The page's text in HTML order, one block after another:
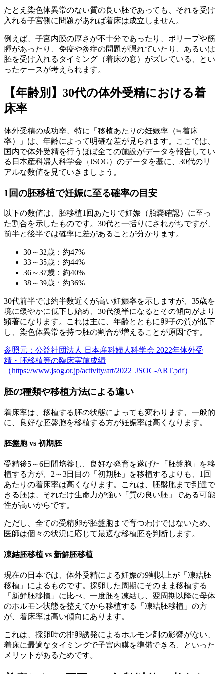
たとえ染色体異常のない質の良い胚であっても、 それを受け
入れる子宮側に問題があれば着床は成立しません。
例えば、子宮内膜の厚さが不十分であったり、ポリープや筋
腫があったり、免疫や炎症の問題が隠れていたり、あるいは
胚を受け入れるタイミング（着床の窓）がズレている、とい
ったケースが考えられます。
【年齢別】30代の体外受精における着
床率
体外受精の成功率、特に「移植あたりの妊娠率（≒着床
率）」は、年齢によって明確な差が見られます。ここでは、
国内で体外受精を行うほぼ全ての施設がデータを報告してい
る日本産科婦人科学会（JSOG）のデータを基に、30代のリ
アルな数値を見ていきましょう。
1回の胚移植で妊娠に至る確率の目安
以下の数値は、胚移植1回あたりで妊娠（胎嚢確認）に至っ
た割合を示したものです。30代と一括りにされがちですが、
前半と後半では確率に差があることが分かります。
30～32歳： 約47%
33～35歳： 約44%
36～37歳： 約40%
38～39歳： 約36%
30代前半では約半数近くが高い妊娠率を示しますが、35歳を
境に緩やかに低下し始め、30代後半になるとその傾向がより
顕著になります。これは主に、 年齢とともに卵子の質が低下
し、染色体異常を持つ胚の割合が増える ことが原因です。
参照元：公益社団法人 日本産科婦人科学会 2022年体外受
精・胚移植等の臨床実施成績
（https://www.jsog.or.jp/activity/art/2022_JSOG-ART.pdf）
胚の種類や移植方法による違い
着床率は、移植する胚の状態によっても変わります。一般的
に、良好な胚盤胞を移植する方が妊娠率は高くなります。
胚盤胞 vs 初期胚
受精後5～6日間培養し、良好な発育を遂げた「胚盤胞」を移
植する方が、 2～3日目の「初期胚」を移植するよりも、1回
あたりの着床率は高く なります。これは、胚盤胞まで到達で
きる胚は、それだけ生命力が強い「質の良い胚」である可能
性が高いからです。
ただし、全ての受精卵が胚盤胞まで育つわけではないため、
医師は個々の状況に応じて最適な移植胚を判断します。
凍結胚移植 vs 新鮮胚移植
現在の日本では、 体外受精による妊娠の9割以上が「凍結胚
移植」によるものです。採卵した周期にそのまま移植する
「新鮮胚移植」に比べ、一度胚を凍結し、翌周期以降に母体
のホルモン状態を整えてから移植する「凍結胚移植」の方
が、着床率は高い傾向にあります。
これは、採卵時の排卵誘発によるホルモン剤の影響がない、
着床に最適なタイミングで子宮内膜を準備できる、といった
メリットがあるためです。